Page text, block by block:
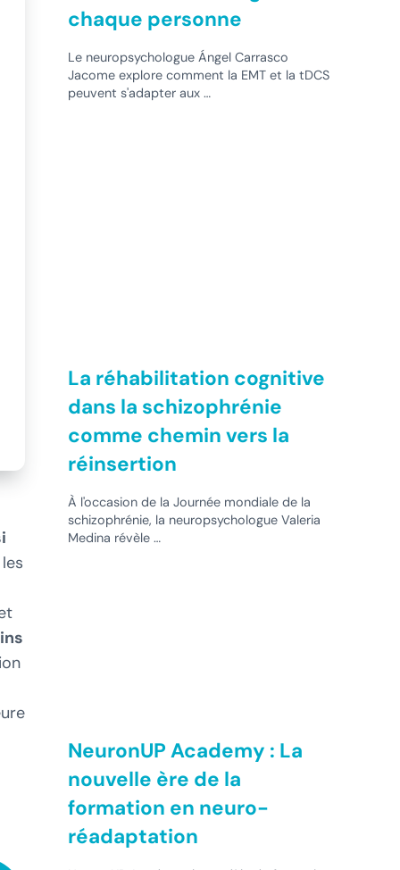
chaque personne
Le neuropsychologue Ángel Carrasco
Jacome explore comment la EMT et la tDCS
peuvent s'adapter aux …
La réhabilitation cognitive
dans la schizophrénie
comme chemin vers la
réinsertion
À l'occasion de la Journée mondiale de la
schizophrénie, la neuropsychologue Valeria
Medina révèle …
NeuronUP Academy : La
nouvelle ère de la
formation en neuro-
réadaptation